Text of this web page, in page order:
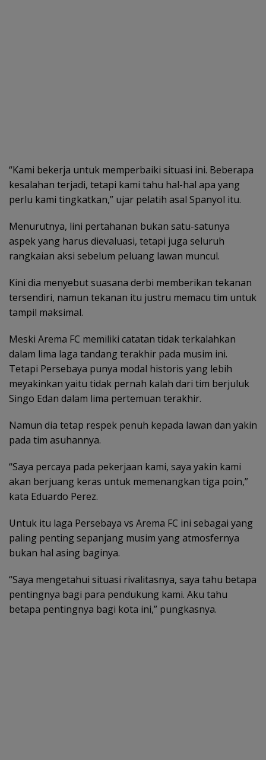
“Kami bekerja untuk memperbaiki situasi ini. Beberapa
kesalahan terjadi, tetapi kami tahu hal-hal apa yang
perlu kami tingkatkan,” ujar pelatih asal Spanyol itu.
Menurutnya, lini pertahanan bukan satu-satunya
aspek yang harus dievaluasi, tetapi juga seluruh
rangkaian aksi sebelum peluang lawan muncul.
Kini dia menyebut suasana derbi memberikan tekanan
tersendiri, namun tekanan itu justru memacu tim untuk
tampil maksimal.
Meski Arema FC memiliki catatan tidak terkalahkan
dalam lima laga tandang terakhir pada musim ini.
Tetapi Persebaya punya modal historis yang lebih
meyakinkan yaitu tidak pernah kalah dari tim berjuluk
Singo Edan dalam lima pertemuan terakhir.
Namun dia tetap respek penuh kepada lawan dan yakin
pada tim asuhannya.
“Saya percaya pada pekerjaan kami, saya yakin kami
akan berjuang keras untuk memenangkan tiga poin,”
kata Eduardo Perez.
Untuk itu laga Persebaya vs Arema FC ini sebagai yang
paling penting sepanjang musim yang atmosfernya
bukan hal asing baginya.
“Saya mengetahui situasi rivalitasnya, saya tahu betapa
pentingnya bagi para pendukung kami. Aku tahu
betapa pentingnya bagi kota ini,” pungkasnya.